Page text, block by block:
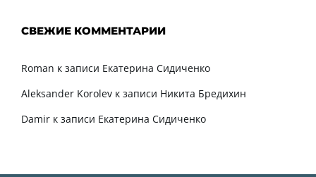
СВЕЖИЕ КОММЕНТАРИИ
Roman к записи Екатерина Сидиченко
Aleksander Korolev к записи Никита Бредихин
Damir к записи Екатерина Сидиченко